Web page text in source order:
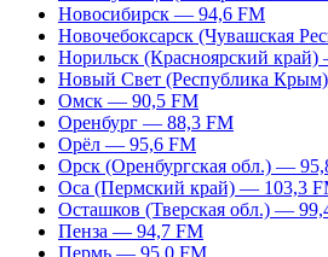
Новосибирск — 94,6 FM
Новочебоксарск (Чувашская
Норильск (Красноярский
Новый Свет (Республика
Омск — 90,5 FM
Оренбург — 88,3 FM
Орёл — 95,6 FM
Орск (Оренбургская обл.) —
Оса (Пермский край) — 103,3
Осташков (Тверская обл.) —
Пенза — 94,7 FM
Пермь — 95,0 FM